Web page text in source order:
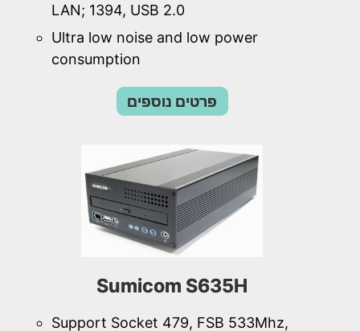
LAN; 1394, USB 2.0
Ultra low noise and low power
consumption
פרטים נוספים
Sumicom S635H
Support Socket 479, FSB 533Mhz,